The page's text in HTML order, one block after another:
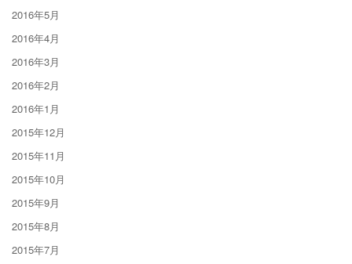
2016年5月
2016年4月
2016年3月
2016年2月
2016年1月
2015年12月
2015年11月
2015年10月
2015年9月
2015年8月
2015年7月